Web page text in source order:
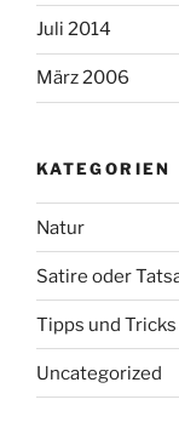
Juli 2014
März 2006
KATEGORIEN
Natur
Satire oder
Tipps und Tricks
Uncategorized